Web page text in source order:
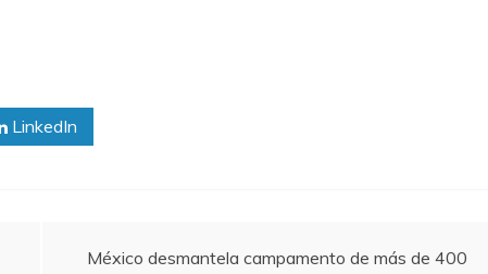
LinkedIn
México desmantela campamento de más de 400